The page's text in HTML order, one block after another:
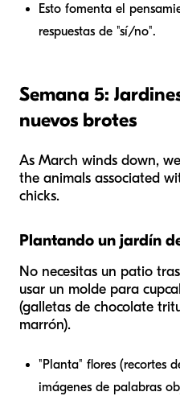
Esto fomenta el
respuestas de "sí/no".
Semana 5:
nuevos brotes
As March winds down,
the animals associated
chicks.
Plantando un jardín
No necesitas un patio
usar un molde para
(galletas de chocolate
marrón).
"Planta" flores (recortes
imágenes de palabras